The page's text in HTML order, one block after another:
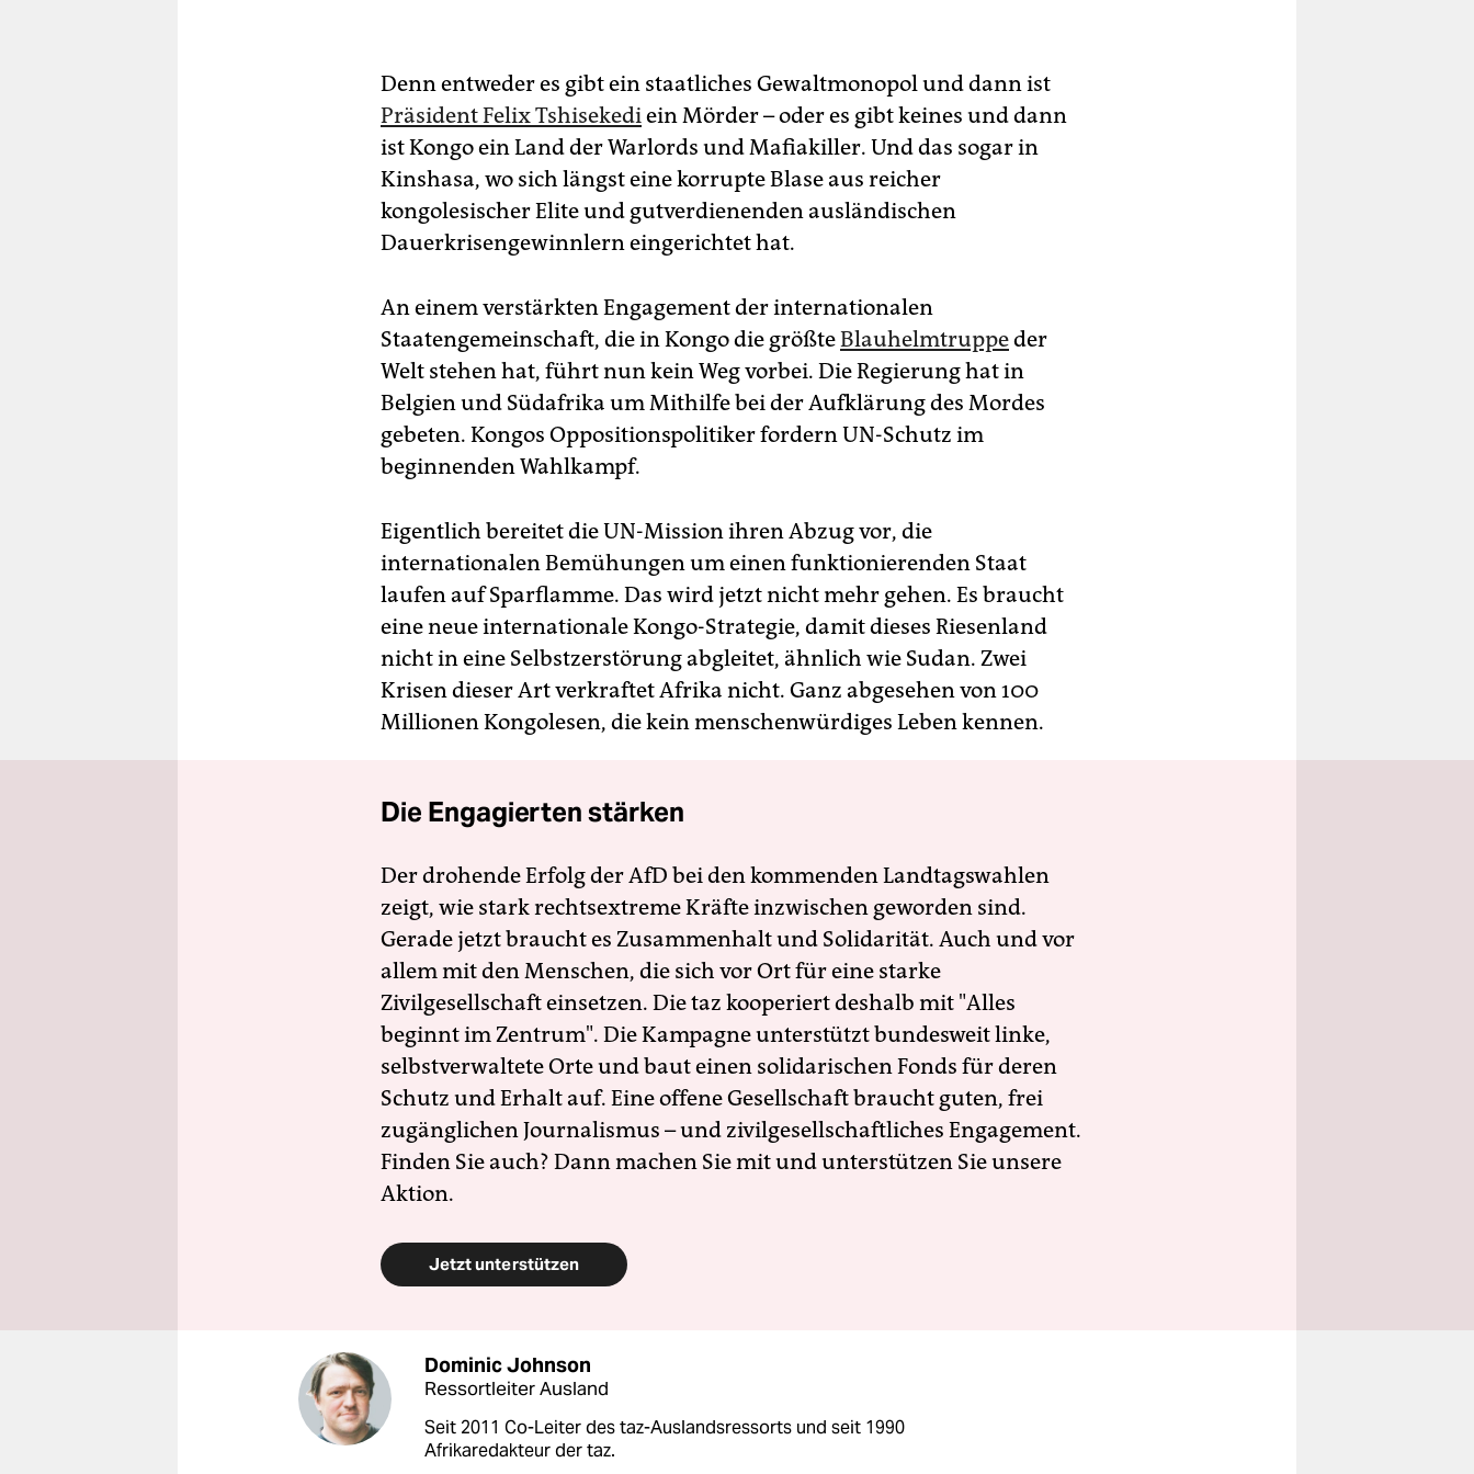
Denn entweder es gibt ein staatliches Gewalt­monopol und dann ist
Präsident Felix Tshi­sekediein Mörder – oder es gibt keines und dann
ist Kongo ein Land der Warlords und Mafiakiller. Und das sogar in
Kinshasa, wo sich längst eine korrupte Blase aus reicher
kongolesischer Elite und gutverdienenden ausländischen
Dauerkrisengewinnlern eingerichtet hat.
An einem verstärkten Engagement der internationalen
Staatengemeinschaft, die in Kongo die größteBlauhelmtruppeder
Welt stehen hat, führt nun kein Weg vorbei. Die Regierung hat in
Belgien und Südafrika um Mithilfe bei der Aufklärung des Mordes
gebeten. Kongos Oppositionspolitiker fordern UN-Schutz im
beginnenden Wahlkampf.
Eigentlich bereitet die UN-Mission ihren Abzug vor, die
internationalen Bemühungen um einen funktionierenden Staat
laufen auf Sparflamme. Das wird jetzt nicht mehr gehen. Es braucht
eine neue internationale Kongo-Strategie, damit dieses Riesenland
nicht in eine Selbstzerstörung abgleitet, ähnlich wie Sudan. Zwei
Krisen dieser Art verkraftet Afrika nicht. Ganz abgesehen von 100
Millionen Kongolesen, die kein menschenwürdiges Leben kennen.
Die Engagierten stärken
Der drohende Erfolg der AfD bei den kommenden Landtagswahlen
zeigt, wie stark rechtsextreme Kräfte inzwischen geworden sind.
Gerade jetzt braucht es Zusammenhalt und Solidarität. Auch und vor
allem mit den Menschen, die sich vor Ort für eine starke
Zivilgesellschaft einsetzen. Die taz kooperiert deshalb mit "Alles
beginnt im Zentrum". Die Kampagne unterstützt bundesweit linke,
selbstverwaltete Orte und baut einen solidarischen Fonds für deren
Schutz und Erhalt auf. Eine offene Gesellschaft braucht guten, frei
zugänglichen Journalismus – und zivilgesellschaftliches Engagement.
Finden Sie auch? Dann machen Sie mit und unterstützen Sie unsere
Aktion.
Jetzt unterstützen
Dominic Johnson
Ressortleiter Ausland
Seit 2011 Co-Leiter des taz-Auslandsressorts und seit 1990
Afrikaredakteur der taz.